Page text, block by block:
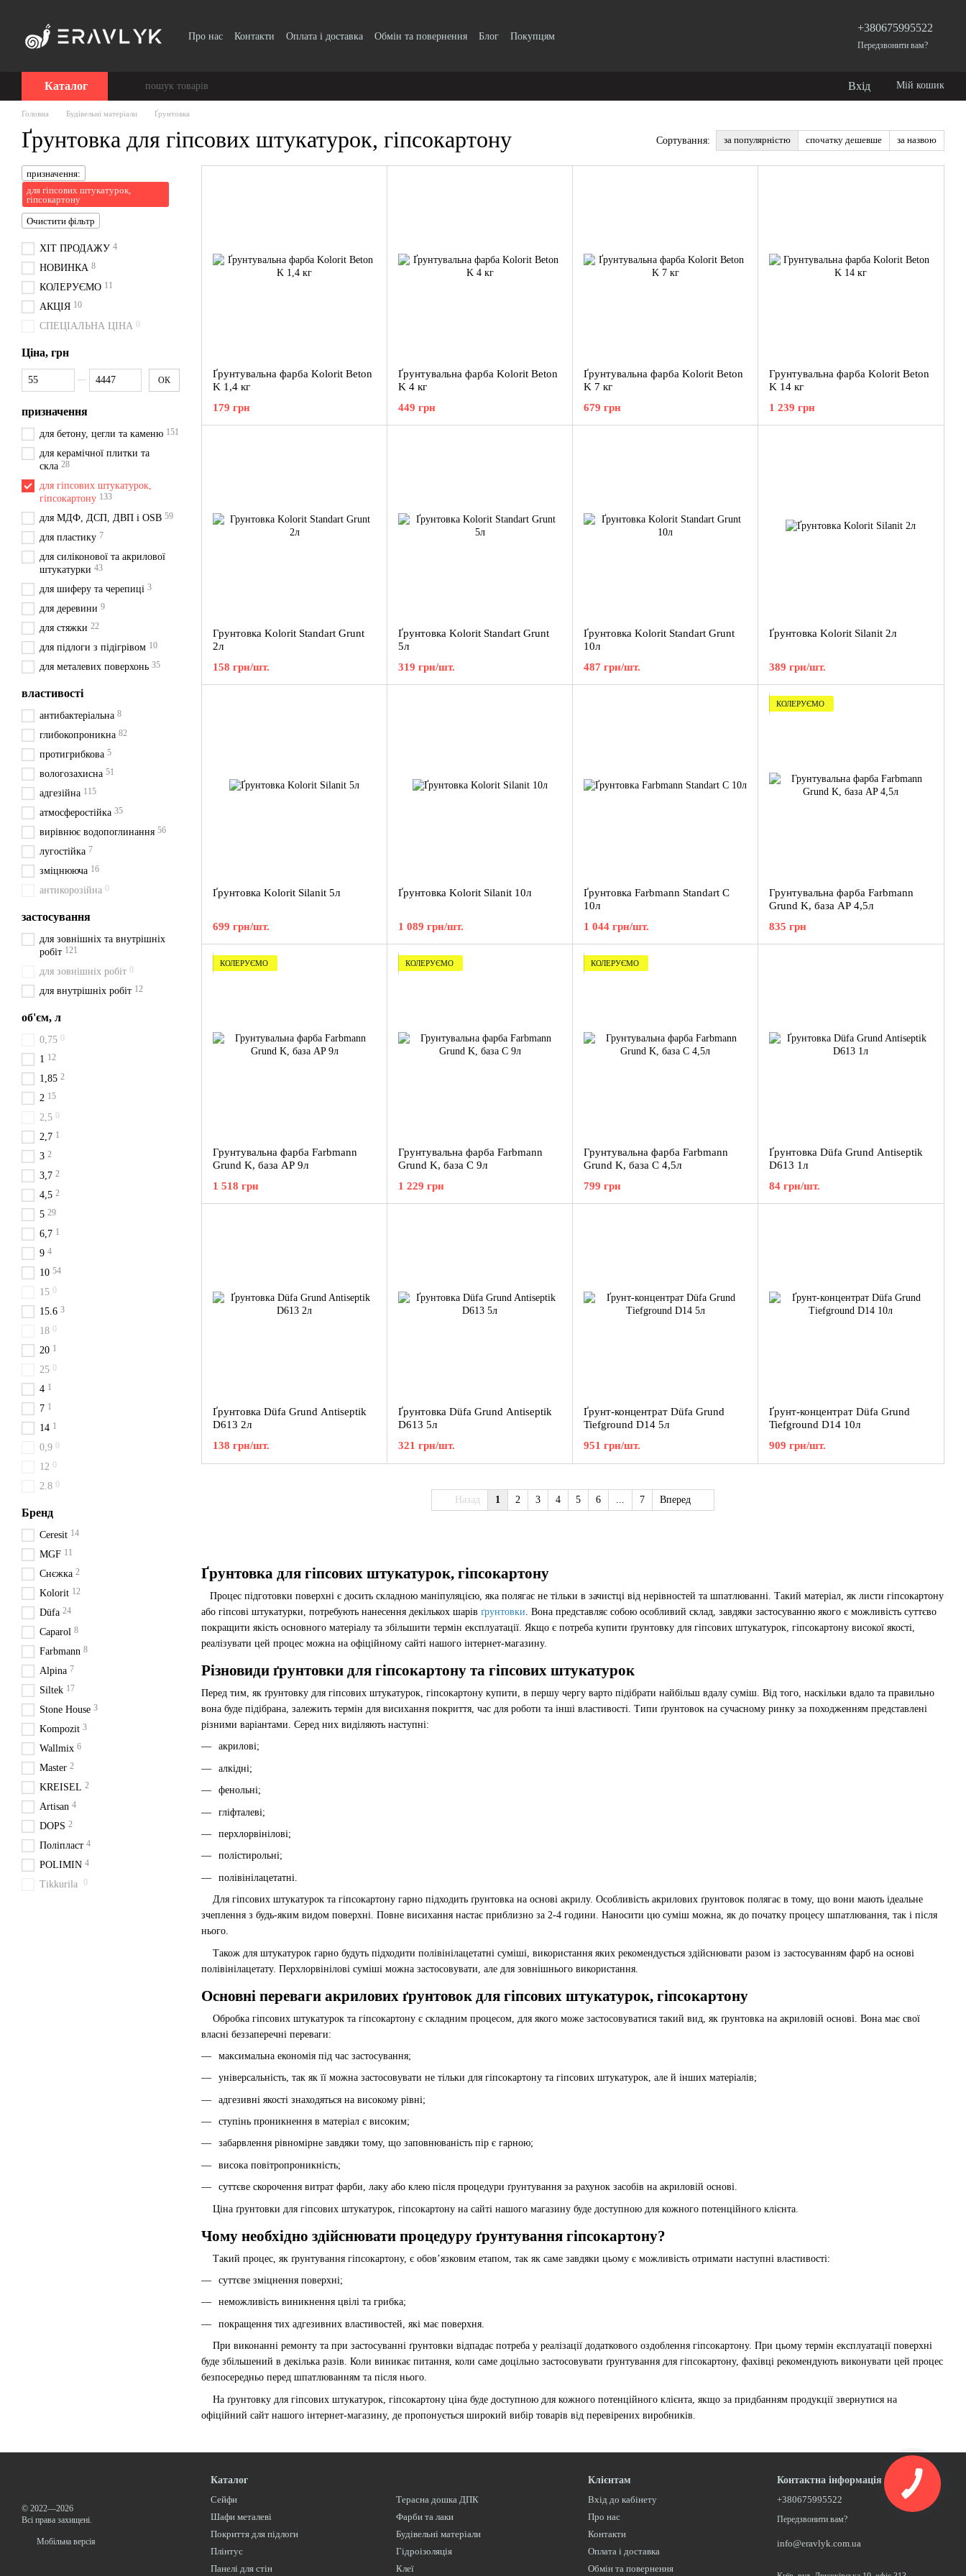
Про нас Контакти Оплата і доставка Обмін та повернення Блог Покупцям
+380675995522
Передзвонити вам?
Каталог Вхід Мій кошик
Головна Будівельні матеріали Ґрунтовка
Ґрунтовка для гіпсових штукатурок, гіпсокартону Сортування: за популярністю спочатку дешевше за назвою
Ґрунтовка для гіпсових штукатурок, гіпсокартону
Процес підготовки поверхні є досить складною маніпуляцією, яка полягає не тільки в зачистці від нерівностей та шпатлюванні. Такий матеріал, як листи гіпсокартону
або гіпсові штукатурки, потребують нанесення декількох шарів ґрунтовки. Вона представляє собою особливий склад, завдяки застосуванню якого є можливість суттєво
покращити якість основного матеріалу та збільшити термін експлуатації. Якщо є потреба купити ґрунтовку для гіпсових штукатурок, гіпсокартону високої якості,
реалізувати цей процес можна на офіційному сайті нашого інтернет-магазину.
Різновиди ґрунтовки для гіпсокартону та гіпсових штукатурок
Перед тим, як ґрунтовку для гіпсових штукатурок, гіпсокартону купити, в першу чергу варто підібрати найбільш вдалу суміш. Від того, наскільки вдало та правильно
вона буде підібрана, залежить термін для висихання покриття, час для роботи та інші властивості. Типи ґрунтовок на сучасному ринку за походженням представлені
різними варіантами. Серед них виділяють наступні:
акрилові;
алкідні;
фенольні;
гліфталеві;
перхлорвінілові;
полістирольні;
полівінілацетатні.
Для гіпсових штукатурок та гіпсокартону гарно підходить ґрунтовка на основі акрилу. Особливість акрилових ґрунтовок полягає в тому, що вони мають ідеальне
зчеплення з будь-яким видом поверхні. Повне висихання настає приблизно за 2-4 години. Наносити цю суміш можна, як до початку процесу шпатлювання, так і після
нього.
Також для штукатурок гарно будуть підходити полівінілацетатні суміші, використання яких рекомендується здійснювати разом із застосуванням фарб на основі
полівінілацетату. Перхлорвінілові суміші можна застосовувати, але для зовнішнього використання.
Основні переваги акрилових ґрунтовок для гіпсових штукатурок, гіпсокартону
Обробка гіпсових штукатурок та гіпсокартону є складним процесом, для якого може застосовуватися такий вид, як ґрунтовка на акриловій основі. Вона має свої
власні беззаперечні переваги:
максимальна економія під час застосування;
універсальність, так як її можна застосовувати не тільки для гіпсокартону та гіпсових штукатурок, але й інших матеріалів;
адгезивні якості знаходяться на високому рівні;
ступінь проникнення в матеріал є високим;
забарвлення рівномірне завдяки тому, що заповнюваність пір є гарною;
висока повітропроникність;
суттєве скорочення витрат фарби, лаку або клею після процедури ґрунтування за рахунок засобів на акриловій основі.
Ціна ґрунтовки для гіпсових штукатурок, гіпсокартону на сайті нашого магазину буде доступною для кожного потенційного клієнта.
Чому необхідно здійснювати процедуру ґрунтування гіпсокартону?
Такий процес, як ґрунтування гіпсокартону, є обов’язковим етапом, так як саме завдяки цьому є можливість отримати наступні властивості:
суттєве зміцнення поверхні;
неможливість виникнення цвілі та грибка;
покращення тих адгезивних властивостей, які має поверхня.
При виконанні ремонту та при застосуванні ґрунтовки відпадає потреба у реалізації додаткового оздоблення гіпсокартону. При цьому термін експлуатації поверхні
буде збільшений в декілька разів. Коли виникає питання, коли саме доцільно застосовувати ґрунтування для гіпсокартону, фахівці рекомендують виконувати цей процес
безпосередньо перед шпатлюванням та після нього.
На ґрунтовку для гіпсових штукатурок, гіпсокартону ціна буде доступною для кожного потенційного клієнта, якщо за придбанням продукції звернутися на
офіційний сайт нашого інтернет-магазину, де пропонується широкий вибір товарів від перевірених виробників.
Ґрунтувальна фарба Kolorit Beton
K 1,4 кг
179 грн
Ґрунтувальна фарба Kolorit Beton
K 4 кг
449 грн
Ґрунтувальна фарба Kolorit Beton
K 7 кг
679 грн
Грунтувальна фарба Kolorit Beton
K 14 кг
1 239 грн
Грунтовка Kolorit Standart Grunt
2л
158 грн/шт.
Ґрунтовка Kolorit Standart Grunt
5л
319 грн/шт.
Ґрунтовка Kolorit Standart Grunt
10л
487 грн/шт.
Ґрунтовка Kolorit Silanit 2л
389 грн/шт.
Ґрунтовка Kolorit Silanit 5л
699 грн/шт.
Ґрунтовка Kolorit Silanit 10л
1 089 грн/шт.
Ґрунтовка Farbmann Standart C
10л
1 044 грн/шт.
КОЛЕРУЄМО
Грунтувальна фарба Farbmann
Grund K, база AP 4,5л
835 грн
КОЛЕРУЄМО
Грунтувальна фарба Farbmann
Grund K, база AP 9л
1 518 грн
КОЛЕРУЄМО
Грунтувальна фарба Farbmann
Grund K, база C 9л
1 229 грн
КОЛЕРУЄМО
Грунтувальна фарба Farbmann
Grund K, база C 4,5л
799 грн
Ґрунтовка Düfa Grund Antiseptik
D613 1л
84 грн/шт.
Ґрунтовка Düfa Grund Antiseptik
D613 2л
138 грн/шт.
Ґрунтовка Düfa Grund Antiseptik
D613 5л
321 грн/шт.
Ґрунт-концентрат Düfa Grund
Tiefground D14 5л
951 грн/шт.
Ґрунт-концентрат Düfa Grund
Tiefground D14 10л
909 грн/шт.
Назад 1 2 3 4 5 6 ... 7 Вперед
призначення:
для гіпсових штукатурок,
гіпсокартону
Очистити фільтр
ХІТ ПРОДАЖУ 4
НОВИНКА 8
КОЛЕРУЄМО 11
АКЦІЯ 10
СПЕЦІАЛЬНА ЦІНА 0
Ціна, грн
Від Ціна, грн
До Ціна, грн
ОК
призначення
для бетону, цегли та каменю 151
для керамічної плитки та
скла 28
для гіпсових штукатурок,
гіпсокартону 133
для МДФ, ДСП, ДВП і OSB 59
для пластику 7
для силіконової та акрилової
штукатурки 43
для шиферу та черепиці 3
для деревини 9
для стяжки 22
для підлоги з підігрівом 10
для металевих поверхонь 35
властивості
антибактеріальна 8
глибокопроникна 82
протигрибкова 5
вологозахисна 51
адгезійна 115
атмосферостійка 35
вирівнює водопоглинання 56
лугостійка 7
зміцнююча 16
антикорозійна 0
застосування
для зовнішніх та внутрішніх
робіт 121
для зовнішніх робіт 0
для внутрішніх робіт 12
об'єм, л
0,75 0
1 12
1,85 2
2 15
2,5 0
2,7 1
3 2
3,7 2
4,5 2
5 29
6,7 1
9 4
10 54
15 0
15.6 3
18 0
20 1
25 0
4 1
7 1
14 1
0,9 0
12 0
2.8 0
Бренд
Ceresit 14
MGF 11
Снєжка 2
Kolorit 12
Düfa 24
Caparol 8
Farbmann 8
Alpina 7
Siltek 17
Stone House 3
Kompozit 3
Wallmix 6
Master 2
KREISEL 2
Artisan 4
DOPS 2
Поліпласт 4
POLIMIN 4
Tikkurila 0
© 2022—2026
Всі права захищені.
Мобільна версія
Каталог
Сейфи
Шафи металеві
Покриття для підлоги
Плінтус
Панелі для стін
Терасна дошка ДПК
Фарби та лаки
Будівельні матеріали
Гідроізоляція
Клеї
Клієнтам
Вхід до кабінету
Про нас
Контакти
Оплата і доставка
Обмін та повернення
Контактна інформація
+380675995522
Передзвонити вам?
info@eravlyk.com.ua